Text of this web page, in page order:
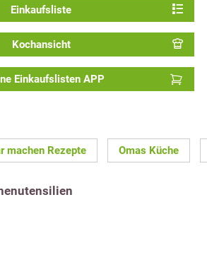
Einkaufsliste
Kochansicht
Einkaufslisten APP
machen Rezepte Omas Küche